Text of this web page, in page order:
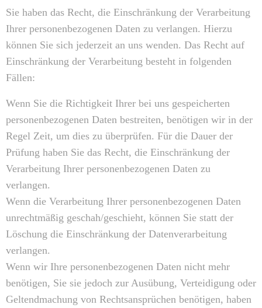
Sie haben das Recht, die Einschränkung der Verarbeitung
Ihrer personenbezogenen Daten zu verlangen. Hierzu
können Sie sich jederzeit an uns wenden. Das Recht auf
Einschränkung der Verarbeitung besteht in folgenden
Fällen:
Wenn Sie die Richtigkeit Ihrer bei uns gespeicherten
personenbezogenen Daten bestreiten, benötigen wir in der
Regel Zeit, um dies zu überprüfen. Für die Dauer der
Prüfung haben Sie das Recht, die Einschränkung der
Verarbeitung Ihrer personenbezogenen Daten zu
verlangen.
Wenn die Verarbeitung Ihrer personenbezogenen Daten
unrechtmäßig geschah/geschieht, können Sie statt der
Löschung die Einschränkung der Datenverarbeitung
verlangen.
Wenn wir Ihre personenbezogenen Daten nicht mehr
benötigen, Sie sie jedoch zur Ausübung, Verteidigung oder
Geltendmachung von Rechtsansprüchen benötigen, haben